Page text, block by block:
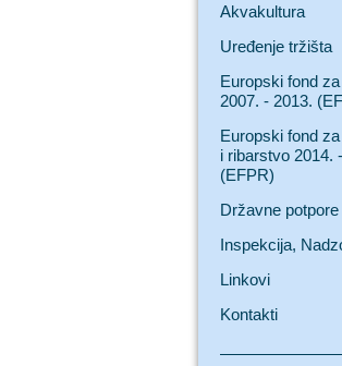
Akvakultura
Uređenje tržišta
Europski fond
2007. - 2013.
Europski fond
i ribarstvo 2014.
(EFPR)
Državne potpore
Inspekcija,
Linkovi
Kontakti